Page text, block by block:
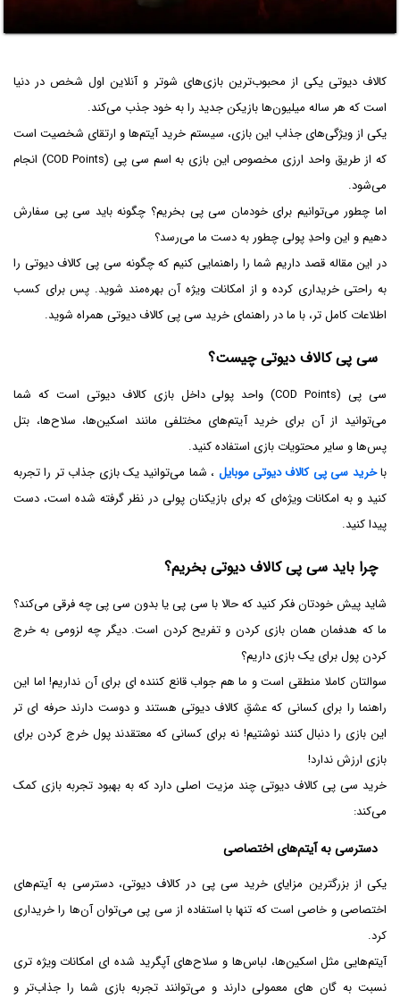
کالاف دیوتی یکی از محبوب‌ترین بازی‌های شوتر و آنلاین اول شخص در دنیا
است که هر ساله میلیون‌ها بازیکن جدید را به خود جذب می‌کند.
یکی از ویژگی‌های جذاب این بازی، سیستم خرید آیتم‌ها و ارتقای شخصیت است
که از طریق واحد ارزی مخصوص این بازی به اسم سی پی (COD Points) انجام
می‌شود.
اما چطور می‌توانیم برای خودمان سی پی بخریم؟ چگونه باید سی پی سفارش
دهیم و این واحدِ پولی چطور به دست ما می‌رسد؟
در این مقاله قصد داریم شما را راهنمایی کنیم که چگونه سی پی کالاف دیوتی را
به راحتی خریداری کرده و از امکانات ویژه آن بهره‌مند شوید. پس برای کسب
اطلاعات کامل تر، با ما در راهنمای خرید سی پی کالاف دیوتی همراه شوید.
سی پی کالاف دیوتی چیست؟
سی پی (COD Points) واحد پولی داخل بازی کالاف دیوتی است که شما
می‌توانید از آن برای خرید آیتم‌های مختلفی مانند اسکین‌ها، سلاح‌ها، بتل
پس‌ها و سایر محتویات بازی استفاده کنید.
باخرید سی پی کالاف دیوتی موبایل ، شما می‌توانید یک بازی جذاب تر را تجربه
کنید و به امکانات ویژه‌ای که برای بازیکنان پولی در نظر گرفته شده است، دست
پیدا کنید.
چرا باید سی پی کالاف دیوتی بخریم؟
شاید پیش خودتان فکر کنید که حالا با سی پی یا بدون سی پی چه فرقی می‌کند؟
ما که هدفمان همان بازی کردن و تفریح کردن است. دیگر چه لزومی به خرج
کردن پول برای یک بازی داریم؟
سوالتان کاملا منطقی است و ما هم جواب قانع کننده ای برای آن نداریم! اما این
راهنما را برای کسانی که عشقِ کالاف دیوتی هستند و دوست دارند حرفه ای تر
این بازی را دنبال کنند نوشتیم! نه برای کسانی که معتقدند پول خرج کردن برای
بازی ارزش ندارد!
خرید سی پی کالاف دیوتی چند مزیت اصلی دارد که به بهبود تجربه بازی کمک
می‌کند:
دسترسی به آیتم‌های اختصاصی
یکی از بزرگترین مزایای خرید سی پی در کالاف دیوتی، دسترسی به آیتم‌های
اختصاصی و خاصی است که تنها با استفاده از سی پی می‌توان آن‌ها را خریداری
کرد.
آیتم‌هایی مثل اسکین‌ها، لباس‌ها و سلاح‌های آپگرید شده ای امکانات ویژه تری
نسبت به گان های معمولی دارند و می‌توانند تجربه بازی شما را جذاب‌تر و